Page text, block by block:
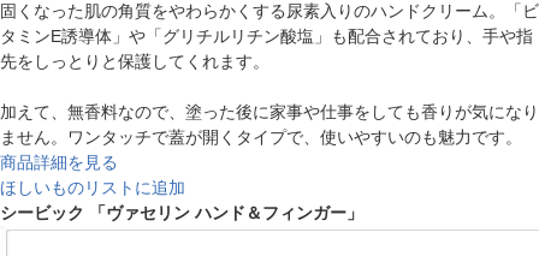
固くなった肌の角質をやわらかくする尿素入りのハンドクリーム。「ビ
タミンE誘導体」や「グリチルリチン酸塩」も配合されており、手や指
先をしっとりと保護してくれます。
加えて、無香料なので、塗った後に家事や仕事をしても香りが気になり
ません。ワンタッチで蓋が開くタイプで、使いやすいのも魅力です。
商品詳細を見る
ほしいものリストに追加
シービック 「ヴァセリン ハンド＆フィンガー」